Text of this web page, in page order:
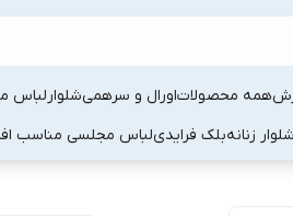
همه محصولاتاورال و سرهمیشلوارلباس
زنانهبلک فرایدیلباس مجلسی مناسب